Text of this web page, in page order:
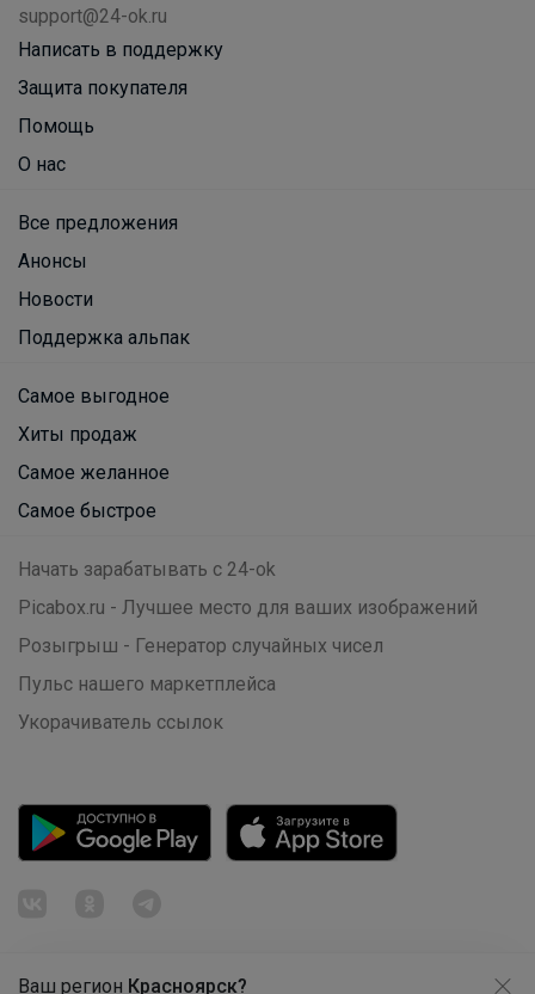
Ваш регион Красноярск?
support@24-ok.ru
Написать в поддержку
Защита покупателя
Помощь
О нас
Все предложения
Анонсы
Новости
Поддержка альпак
Самое выгодное
Хиты продаж
Самое желанное
Самое быстрое
Начать зарабатывать с 24-ok
Picabox.ru - Лучшее место для ваших изображений
Розыгрыш - Генератор случайных чисел
Пульс нашего маркетплейса
Укорачиватель ссылок
Еремейка
Школьный комплект PLAY TODAY —
стиль, комфорт и безупречный образ на
Натка
Блузка для девочки "Бантики"
Брюнетка
_Настя_
спортом и на каждый день
Посмотреть всю ленту
Продолжая использовать этот сайт и нажимая кнопку